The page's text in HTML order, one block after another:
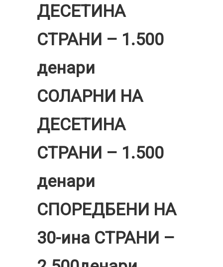
ДЕСЕТИНА
СТРАНИ – 1.500
денари
СОЛАРНИ НА
ДЕСЕТИНА
СТРАНИ – 1.500
денари
СПОРЕДБЕНИ НА
30-ина СТРАНИ –